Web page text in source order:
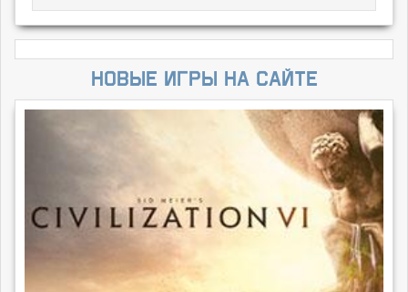
Новые игры на сайте